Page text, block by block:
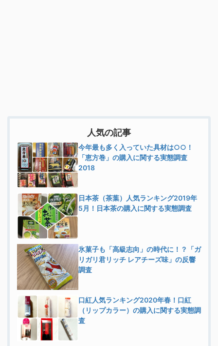
人気の記事
今年最も多く入っていた具材は○○！
「恵方巻」の購入に関する実態調査
2018
日本茶（茶葉）人気ランキング2019年
5月！日本茶の購入に関する実態調査
氷菓子も「高級志向」の時代に！？「ガ
リガリ君リッチ レアチーズ味」の反響
調査
口紅人気ランキング2020年春！口紅
（リップカラー）の購入に関する実態調
査